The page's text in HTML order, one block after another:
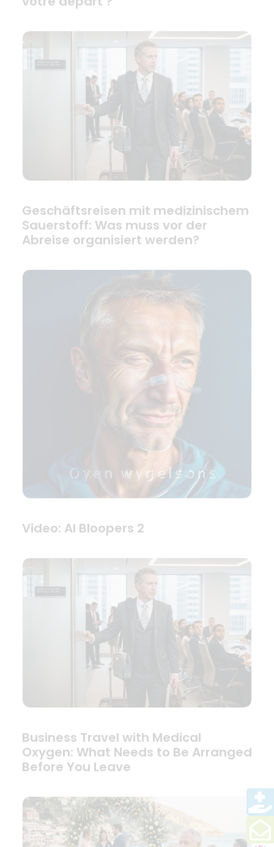
Geschäftsreisen mit medizinischem
Sauerstoff: Was muss vor der
Abreise organisiert werden?
Video: AI Bloopers 2
Business Travel with Medical
Oxygen: What Needs to Be Arranged
Before You Leave